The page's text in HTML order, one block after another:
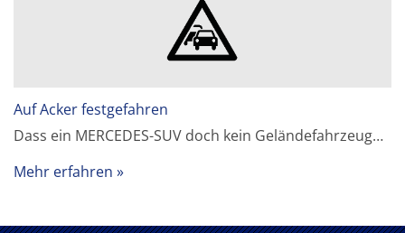
Auf Acker festgefahren
Dass ein MERCEDES-SUV doch kein Geländefahrzeug…
Mehr erfahren